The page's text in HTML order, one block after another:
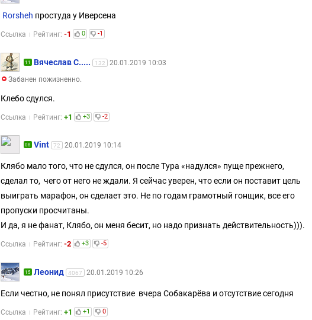
Rorsheh простуда у Иверсена
Ссылка Рейтинг: -1 0 -1
11 Вячеслав С..... 132
20.01.2019 10:03
Забанен пожизненно.
Клебо сдулся.
Ссылка Рейтинг: +1 +3 -2
08 Vint 72 20.01.2019 10:14
Клябо мало того, что не сдулся, он после Тура «надулся» пуще прежнего,
сделал то, чего от него не ждали. Я сейчас уверен, что если он поставит цель
выиграть марафон, он сделает это. Не по годам грамотный гонщик, все его
пропуски просчитаны.
И да, я не фанат, Клябо, он меня бесит, но надо признать действительность))).
Ссылка Рейтинг: -2 +3 -5
15 Леонид 4067 20.01.2019 10:26
Если честно, не понял присутствие вчера Собакарёва и отсутствие сегодня
Ссылка Рейтинг: +1 +1 0